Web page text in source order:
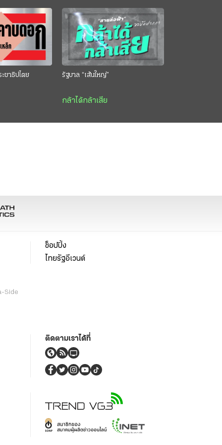
ชาธิปไตย รัฐบาล “เส้นใหญ่”
กล้าได้กล้าเสีย
Side
ช็อปปิ้ง
ไทยรัฐอีเวนต์
ติดตามเราได้ที่